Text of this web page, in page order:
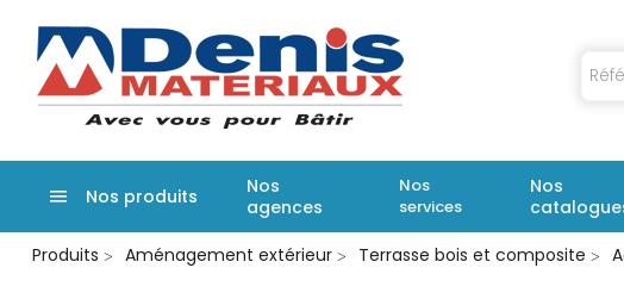
Aller
Nos produits
Nos
agences
Nos
services
Nos
Produits
Aménagement extérieur Terrasse bois et composite